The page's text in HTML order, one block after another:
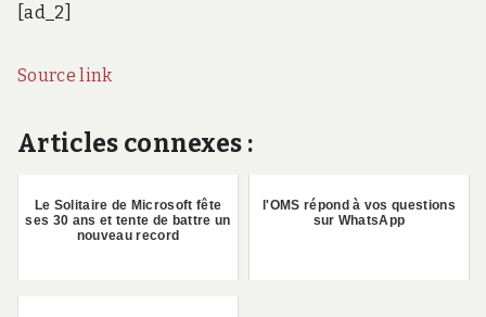
[ad_2]
Source link
Articles connexes :
Le Solitaire de Microsoft fête
ses 30 ans et tente de battre un
nouveau record
l'OMS répond à vos questions
sur WhatsApp